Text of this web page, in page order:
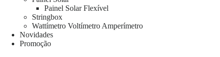
Painel Solar Flexível
Stringbox
Wattímetro Voltímetro Amperímetro
Novidades
Promoção